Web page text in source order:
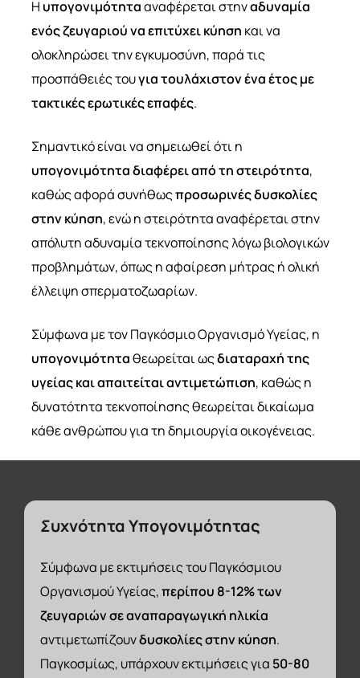
Η υπογονιμότητααναφέρεται στηναδυναμία
ενός ζευγαριούνα επιτύχει κύηση και να
ολοκληρώσει την εγκυμοσύνη, παρά τις
προσπάθειές τουγια τουλάχιστον ένα έτος με
τακτικές ερωτικές επαφές.
Σημαντικό είναι να σημειωθεί ότι η
υπογονιμότητα διαφέρει από τη στειρότητα,
καθώς αφορά συνήθωςπροσωρινές δυσκολίες
στην κύηση, ενώ η στειρότητα αναφέρεται στην
απόλυτη αδυναμία τεκνοποίησης λόγω βιολογικών
προβλημάτων, όπως η αφαίρεση μήτρας ή ολική
έλλειψη σπερματοζωαρίων.
Σύμφωνα με τον Παγκόσμιο Οργανισμό Υγείας, η
υπογονιμότηταθεωρείται ωςδιαταραχή της
υγείαςκαι απαιτείται αντιμετώπιση, καθώς η
δυνατότητα τεκνοποίησης θεωρείται δικαίωμα
κάθε ανθρώπου για τη δημιουργία οικογένειας.
ΣυχνότηταΥπογονιμότητας
Σύμφωνα με εκτιμήσεις του Παγκόσμιου
Οργανισμού Υγείας,περίπου 8-12% των
ζευγαριών σε αναπαραγωγική ηλικία
αντιμετωπίζουνδυσκολίες στην κύηση.
Παγκοσμίως, υπάρχουν εκτιμήσεις για 50-80